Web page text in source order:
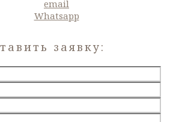
email
Whatsapp
заявку: